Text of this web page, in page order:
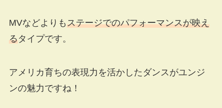
MVなどよりもステージでのパフォーマンスが映え
るタイプです。
アメリカ育ちの表現力を活かしたダンスがユンジ
ンの魅力ですね！